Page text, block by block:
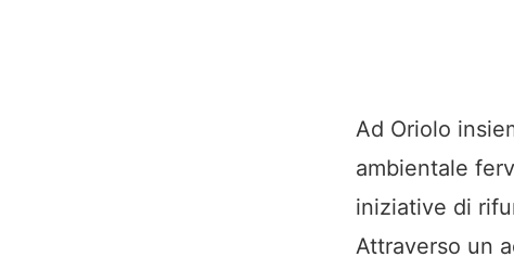
Ad Oriolo
ambientale
iniziative di
Attraverso un